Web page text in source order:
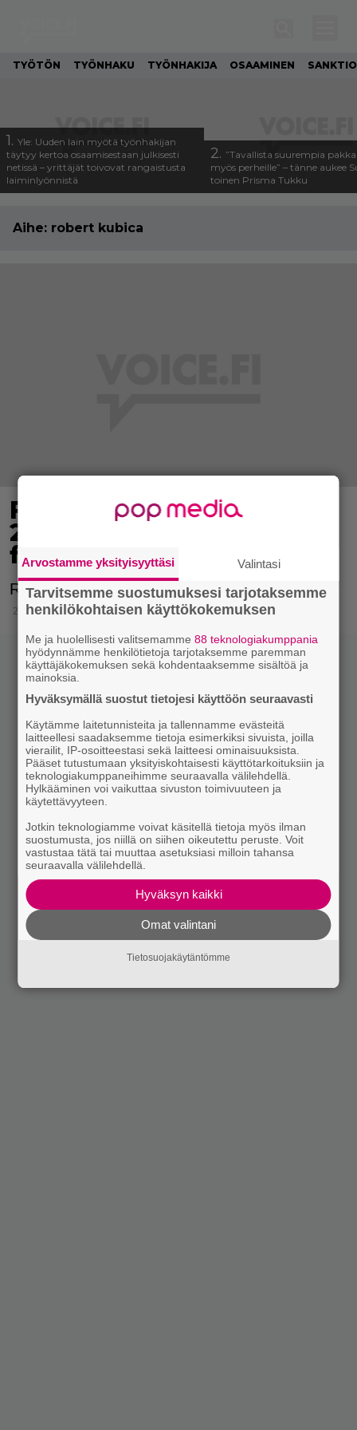
TYÖTÖN TYÖNHAKU TYÖNHAKIJA OSAAMINEN SANKTIO
1. Yle: Uuden lain myötä työnhakijan
täytyy kertoa osaamisestaan julkisesti
netissä – yrittäjät toivovat rangaistusta
laiminlyönnistä
2. ”Tavallista suurempia
myös perheille” – tänne aukee
toinen Prisma Tukku
Aihe: robert kubica
F1-kuljettajan käsi repesi
2011 – yrittää nyt paluuta
formuloihin
Robert Kubica haaveilee paluusta F1-sarjaan.
24.10.2017 20:00
Arvostamme yksityisyyttäsi Valintasi
Tarvitsemme suostumuksesi tarjotaksemme
henkilökohtaisen käyttökokemuksen
Me ja huolellisesti valitsemamme88 teknologiakumppania
hyödynnämme henkilötietoja tarjotaksemme paremman
käyttäjäkokemuksen sekä kohdentaaksemme sisältöä ja
mainoksia.
Hyväksymällä suostut tietojesi käyttöön seuraavasti
Käytämme laitetunnisteita ja tallennamme evästeitä
laitteellesi saadaksemme tietoja esimerkiksi sivuista, joilla
vierailit, IP-osoitteestasi sekä laitteesi ominaisuuksista.
Pääset tutustumaan yksityiskohtaisesti käyttötarkoituksiin ja
teknologiakumppaneihimme seuraavalla välilehdellä.
Hylkääminen voi vaikuttaa sivuston toimivuuteen ja
käytettävyyteen.
Jotkin teknologiamme voivat käsitellä tietoja myös ilman
suostumusta, jos niillä on siihen oikeutettu peruste. Voit
vastustaa tätä tai muuttaa asetuksiasi milloin tahansa
seuraavalla välilehdellä.
Hyväksyn kaikki
Omat valintani
Tietosuojakäytäntömme